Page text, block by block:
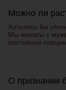
Можно ли
Хотелось бы
Мы женаты с
постоянно
О признании